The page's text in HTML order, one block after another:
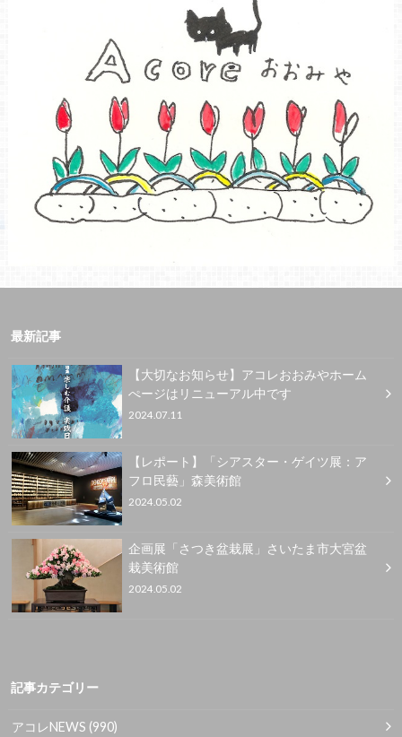
最新記事
【大切なお知らせ】アコレおおみやホーム
ぺージはリニューアル中です
2024.07.11
【レポート】「シアスター・ゲイツ展：ア
フロ民藝」森美術館
2024.05.02
企画展「さつき盆栽展」さいたま市大宮盆
栽美術館
2024.05.02
記事カテゴリー
アコレNEWS (990)